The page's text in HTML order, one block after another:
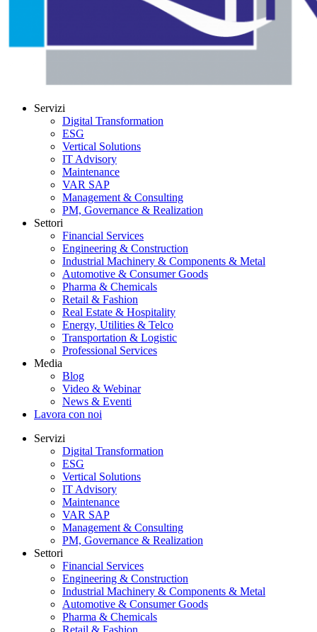
Servizi
Digital Transformation
ESG
Vertical Solutions
IT Advisory
Maintenance
VAR SAP
Management & Consulting
PM, Governance & Realization
Settori
Financial Services
Engineering & Construction
Industrial Machinery & Components & Metal
Automotive & Consumer Goods
Pharma & Chemicals
Retail & Fashion
Real Estate & Hospitality
Energy, Utilities & Telco
Transportation & Logistic
Professional Services
Media
Blog
Video & Webinar
News & Eventi
Lavora con noi
Servizi
Digital Transformation
ESG
Vertical Solutions
IT Advisory
Maintenance
VAR SAP
Management & Consulting
PM, Governance & Realization
Settori
Financial Services
Engineering & Construction
Industrial Machinery & Components & Metal
Automotive & Consumer Goods
Pharma & Chemicals
Retail & Fashion